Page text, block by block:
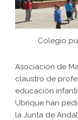
Colegio
Asociación de
claustro de
educación
Ubrique han
la Junta de